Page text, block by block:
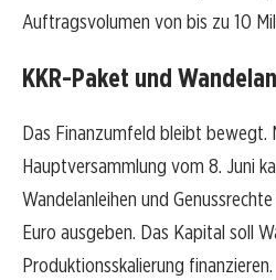
Auftragsvolumen von bis zu 10
KKR-Paket und
Das Finanzumfeld bleibt bewegt.
Hauptversammlung vom 8. Juni
Wandelanleihen und
Euro ausgeben. Das Kapital soll
Produktionsskalierung finanzieren.